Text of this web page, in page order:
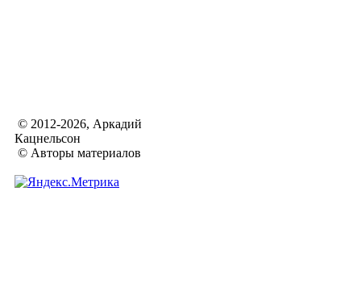
© 2012-2026, Аркадий
Кацнельсон
© Авторы материалов